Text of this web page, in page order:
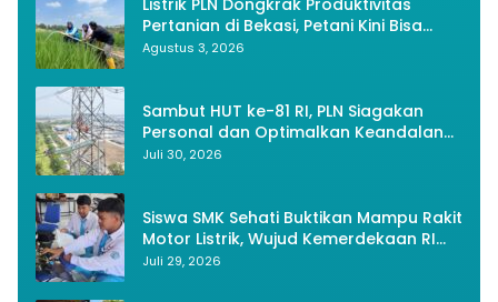
Listrik PLN Dongkrak Produktivitas
Pertanian di Bekasi, Petani Kini Bisa
Panen Tiga Kali Setahun
Agustus 3, 2026
Sambut HUT ke-81 RI, PLN Siagakan
Personal dan Optimalkan Keandalan
Instalasi Transmisi
Juli 30, 2026
Siswa SMK Sehati Buktikan Mampu Rakit
Motor Listrik, Wujud Kemerdekaan RI
Melalui Inovasi dan Kemandirian
Juli 29, 2026